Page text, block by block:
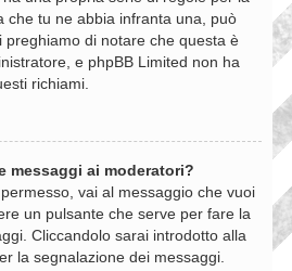
che tu ne abbia infranta una, può
preghiamo di notare che questa è
e phpBB Limited non ha
richiami.
messaggi ai moderatori?
permesso, vai al messaggio che vuoi
un pulsante che serve per fare la
Cliccandolo sarai introdotto alla
la segnalazione dei messaggi.